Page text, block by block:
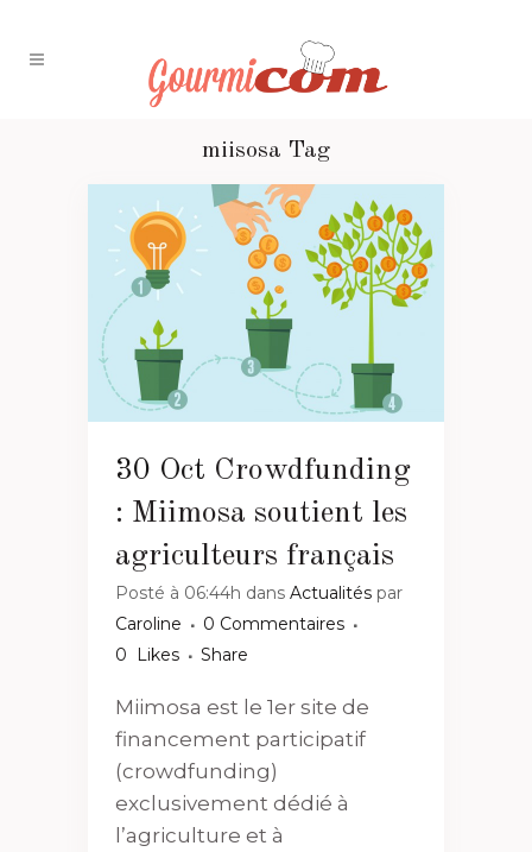
miisosa Tag
30 Oct Crowdfunding
: Miimosa soutient les
agriculteurs français
Posté à 06:44h dans Actualités par
Caroline
0 Commentaires
0
Likes Share
Miimosa est le 1er site de
financement participatif
(crowdfunding)
exclusivement dédié à
l’agriculture et à